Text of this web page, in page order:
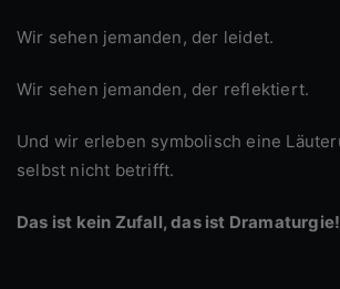
Wir sehen jemanden, der leidet.
Wir sehen jemanden, der reflektiert.
Und wir erleben symbolisch eine Läuterung, die uns
selbst nicht betrifft.
Das ist kein Zufall, das ist Dramaturgie!